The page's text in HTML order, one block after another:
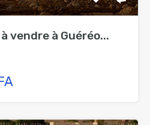
vendre à Guéréo...